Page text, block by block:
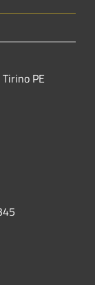
PE